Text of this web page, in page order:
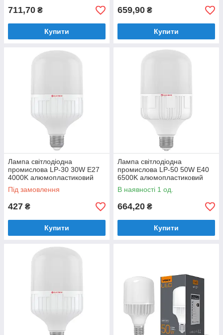
711,70 ₴
Купити
659,90 ₴
Купити
Лампа світлодіодна
промислова LP-30 30W E27
4000K алюмопластиковий
корп. A-LP-1081
Під замовлення
427 ₴
Купити
Лампа світлодіодна
промислова LP-50 50W E40
6500K алюмопластиковий
корп. A-LP-1084
В наявності 1 од.
664,20 ₴
Купити